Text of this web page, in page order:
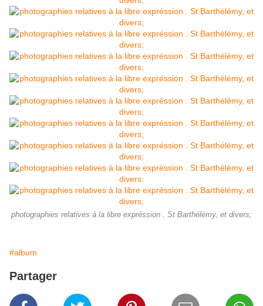
photographies relatives à la libre expréssion . St Barthélémy, et divers;
#album
Partager